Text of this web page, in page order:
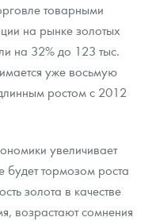
товарными
на рынке золотых
на 32% до 123 тыс.
уже восьмую
ростом с 2012
увеличивает
будет тормозом роста
золота в качестве
возрастают сомнения